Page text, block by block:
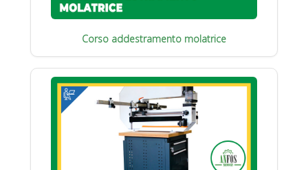
Corso addestramento molatrice